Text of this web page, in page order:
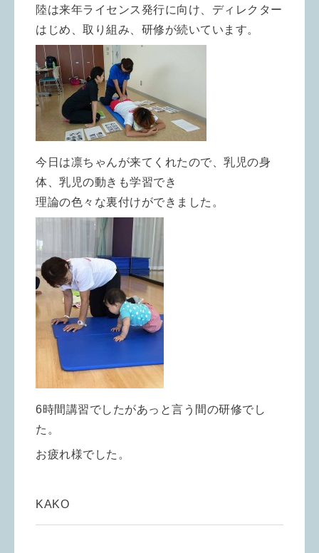
陸は来年ライセンス発行に向け、ディレクター
はじめ、取り組み、研修が続いています。
今日は凛ちゃんが来てくれたので、乳児の身
体、乳児の動きも学習でき
理論の色々な裏付けができました。
6時間講習でしたがあっと言う間の研修でし
た。
お疲れ様でした。
KAKO